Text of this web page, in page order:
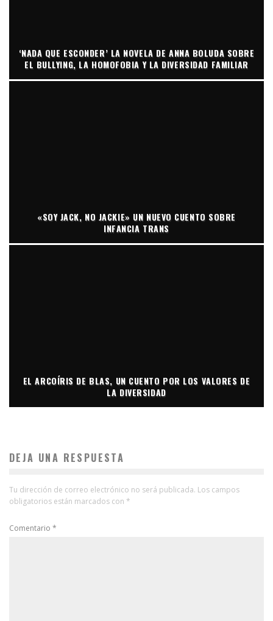
‘NADA QUE ESCONDER’ LA NOVELA DE ANNA BOLUDA SOBRE
EL BULLYING, LA HOMOFOBIA Y LA DIVERSIDAD FAMILIAR
«SOY JACK, NO JACKIE» UN NUEVO CUENTO SOBRE
INFANCIA TRANS
EL ARCOÍRIS DE BLAS, UN CUENTO POR LOS VALORES DE
LA DIVERSIDAD
DEJA UNA RESPUESTA
Tu dirección de correo electrónico no será publicada. Los campos
obligatorios están marcados con *
Comentario *